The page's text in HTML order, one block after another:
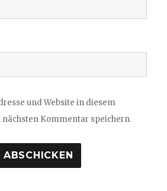
und Website in diesem
Kommentar speichern.